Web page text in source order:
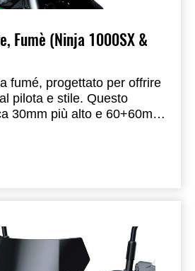
Fumè (Ninja 1000SX &
fumé, progettato per offrire
pilota e stile. Questo
30mm più alto e 60+60mm
migliore protezione dal
650 è necessario il kit
(999941689).